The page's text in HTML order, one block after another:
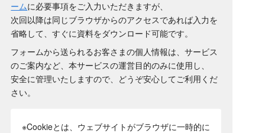
ームに必要事項をご入力いただきますが、
次回以降は同じブラウザからのアクセスであれば入力を
省略して、すぐに資料をダウンロード可能です。
フォームから送られるお客さまの個人情報は、サービス
のご案内など、本サービスの運営目的のみに使用し、
安全に管理いたしますので、どうぞ安心してご利用くだ
さい。
※Cookieとは、ウェブサイトがブラウザに一時的に